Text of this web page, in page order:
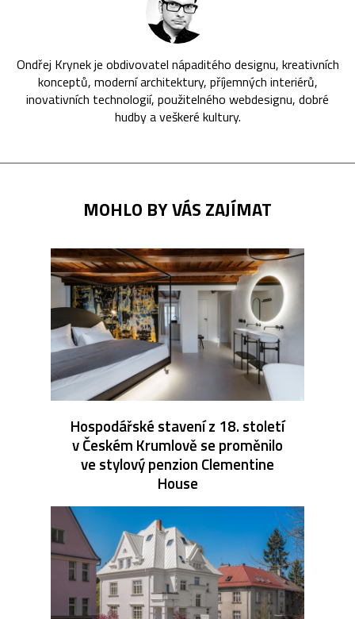
Ondřej Krynek je obdivovatel nápaditého designu, kreativních
konceptů, moderní architektury, příjemných interiérů,
inovativních technologií, použitelného webdesignu, dobré
hudby a veškeré kultury.
MOHLO BY VÁS ZAJÍMAT
Hospodářské stavení z 18. století
v Českém Krumlově se proměnilo
ve stylový penzion Clementine
House